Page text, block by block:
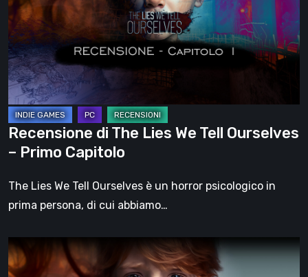
Lies
We
Tell
Ourselves
–
Primo
Capitolo
Recensione di The Lies We Tell Ourselves
– Primo Capitolo
The Lies We Tell Ourselves è un horror psicologico in
prima persona, di cui abbiamo…
The
Lies